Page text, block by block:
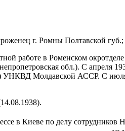
г. Ромны Полтавской
работе в Роменском
обл.). С
УНКВД Молдавской АССР. С
в Киеве по делу